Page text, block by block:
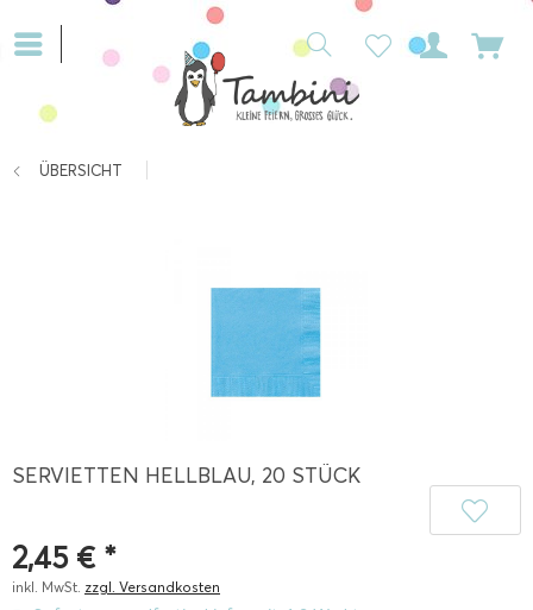
ÜBERSICHT
SERVIETTEN HELLBLAU, 20 STÜCK
2,45 € *
inkl. MwSt. zzgl. Versandkosten